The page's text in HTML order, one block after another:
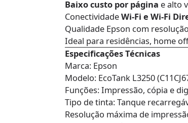
Baixo custo por página e alto
ConectividadeWi-Fi e Wi-Fi
Qualidade Epson com
Ideal para residências, home
Especificações Técnicas
Marca: Epson
Modelo: EcoTank L3250
Funções: Impressão, cópia e
Tipo de tinta: Tanque
Resolução máxima de